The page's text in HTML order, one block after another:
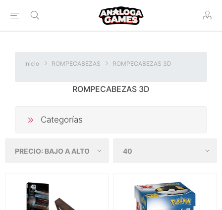
Inicio ROMPECABEZAS ROMPECABEZAS 3D
ROMPECABEZAS 3D
Categorías